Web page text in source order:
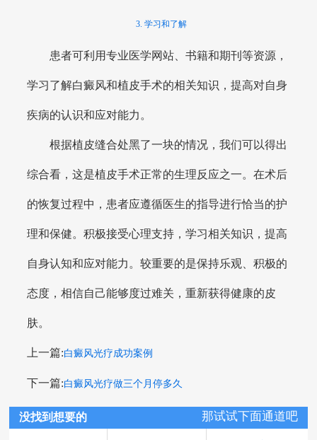
3. 学习和了解
患者可利用专业医学网站、书籍和期刊等资源，
学习了解白癜风和植皮手术的相关知识，提高对自身
疾病的认识和应对能力。
根据植皮缝合处黑了一块的情况，我们可以得出
综合看，这是植皮手术正常的生理反应之一。在术后
的恢复过程中，患者应遵循医生的指导进行恰当的护
理和保健。积极接受心理支持，学习相关知识，提高
自身认知和应对能力。较重要的是保持乐观、积极的
态度，相信自己能够度过难关，重新获得健康的皮
肤。
上一篇:白癜风光疗成功案例
下一篇:白癜风光疗做三个月停多久
没找到想要的 那试试下面通道吧